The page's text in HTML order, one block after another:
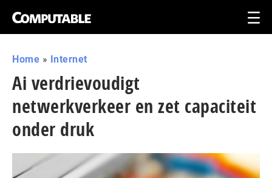
Home » Internet
Ai verdrievoudigt
netwerkverkeer en zet capaciteit
onder druk